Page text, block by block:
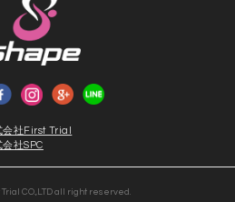
会社First Trial
会社SPC
CO.,LTD all right reserved.